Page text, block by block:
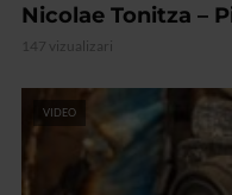
Nicolae Tonitza –
147 vizualizari
VIDEO